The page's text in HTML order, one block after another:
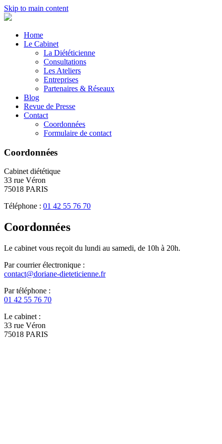
Skip to main content
Home
Le Cabinet
La Diététicienne
Consultations
Les Ateliers
Entreprises
Partenaires & Réseaux
Blog
Revue de Presse
Contact
Coordonnées
Formulaire de contact
Coordonnées
Cabinet diététique
33 rue Véron
75018 PARIS
Téléphone : 01 42 55 76 70
Coordonnées
Le cabinet vous reçoit du lundi au samedi, de 10h à 20h.
Par courrier électronique :
contact@doriane-dieteticienne.fr
Par téléphone :
01 42 55 76 70
Le cabinet :
33 rue Véron
75018 PARIS